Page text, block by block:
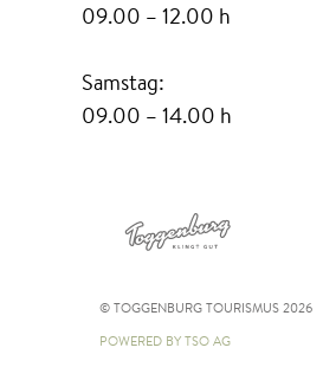
09.00 – 12.00 h
Samstag:
09.00 – 14.00 h
© TOGGENBURG TOURISMUS 2026
POWERED BY TSO AG